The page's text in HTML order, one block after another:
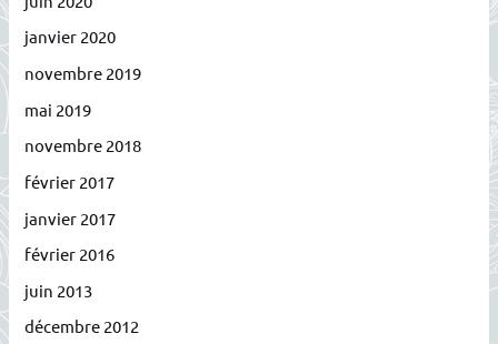
janvier 2020
novembre 2019
mai 2019
novembre 2018
février 2017
janvier 2017
février 2016
juin 2013
décembre 2012